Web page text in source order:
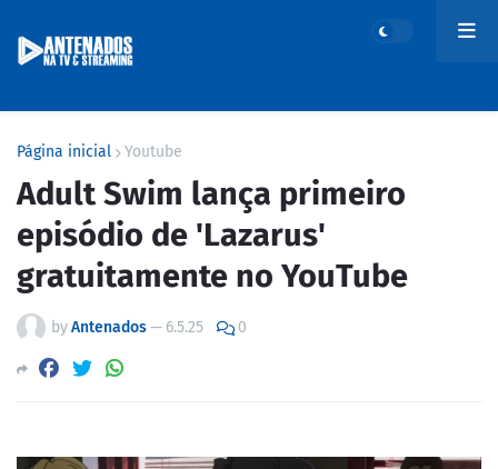
Página inicial Youtube
Adult Swim lança primeiro
episódio de 'Lazarus'
gratuitamente no YouTube
byAntenados— 6.5.25 0